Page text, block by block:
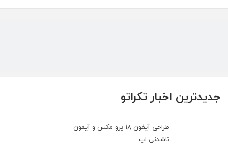
جدیدترین اخبار تکراتو
طراحی آیفون ۱۸ پرو مکس و آیفون
تاشدنی اپ...